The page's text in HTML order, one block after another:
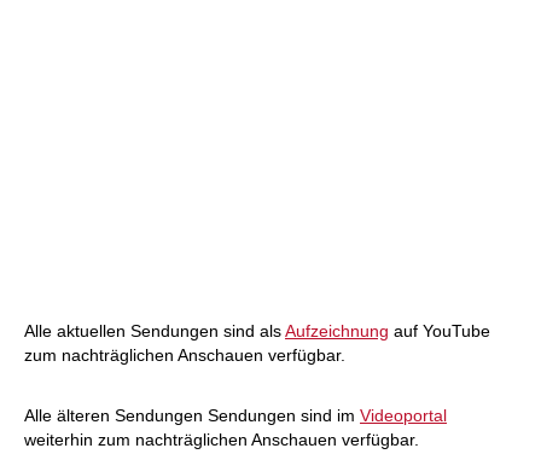
Alle aktuellen Sendungen sind alsAufzeichnung auf YouTube
zum nachträglichen Anschauen verfügbar.
Alle älteren Sendungen Sendungen sind im Videoportal
weiterhin zum nachträglichen Anschauen verfügbar.